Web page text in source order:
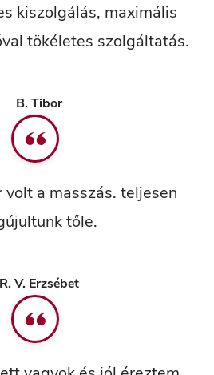
B. Tibor
kiszolgálás, maximális
tökéletes szolgáltatás.
R. V. Erzsébet
volt a masszás. teljesen
tőle.